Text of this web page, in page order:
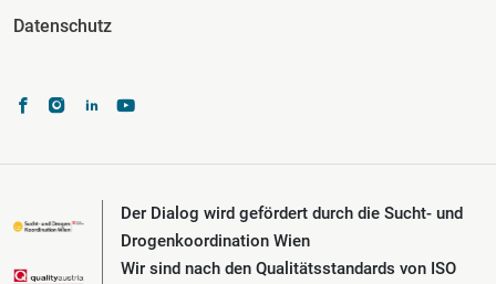
Datenschutz
Der Dialog wird gefördert durch die Sucht- und
Drogenkoordination Wien
Wir sind nach den Qualitätsstandards von ISO